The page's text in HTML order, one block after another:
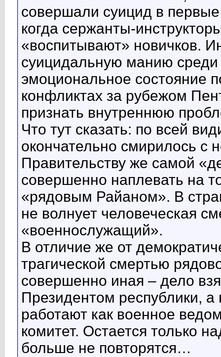
совершали суицид в
когда сержанты-
«воспитывают» новичков.
суицидальную манию среди
эмоциональное состояние
конфликтах за рубежом
признать внутреннюю
Что тут сказать: по всей
окончательно смирилось с
Правительству же самой
совершенно наплевать на
«рядовым Райаном». В
не волнует человеческая
«военнослужащий».
В отличие же от
трагической смертью
совершенно иная – дело
Президентом республики,
работают как военное
комитет. Остается только
больше не повторятся…